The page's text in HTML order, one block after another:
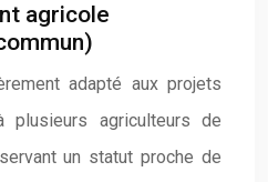
agricole
adapté aux projets
agriculteurs de
un statut proche de